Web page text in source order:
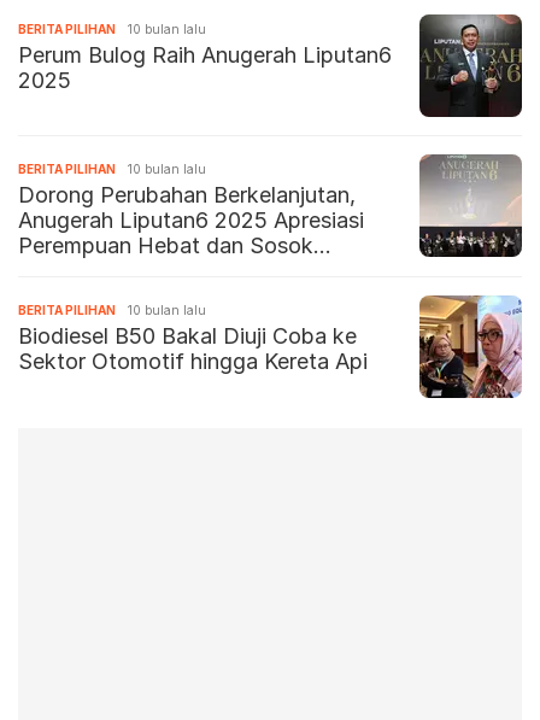
BERITA PILIHAN 10 bulan lalu
Perum Bulog Raih Anugerah Liputan6
2025
BERITA PILIHAN 10 bulan lalu
Dorong Perubahan Berkelanjutan,
Anugerah Liputan6 2025 Apresiasi
Perempuan Hebat dan Sosok
BERITA PILIHAN 10 bulan lalu
Biodiesel B50 Bakal Diuji Coba ke
Sektor Otomotif hingga Kereta Api